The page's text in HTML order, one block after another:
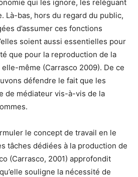
qui les ignore, les reléguant
Là-bas, hors du regard du public,
d’assumer ces fonctions
soient aussi essentielles pour
que pour la reproduction de la
même (Carrasco 2009). De ce
défendre le fait que les
de médiateur vis-à-vis de la
le concept de travail en le
tâches dédiées à la production de
(Carrasco, 2001) approfondit
souligne la nécessité de